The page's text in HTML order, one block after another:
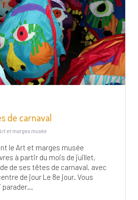
de carnaval
et marges musée
le Art et marges musée
à partir du mois de juillet,
de ses têtes de carnaval, avec
de jour Le 8e jour. Vous
parader...